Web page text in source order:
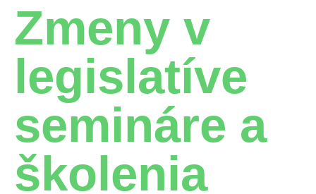
Zmeny v
legislatíve
semináre a
školenia